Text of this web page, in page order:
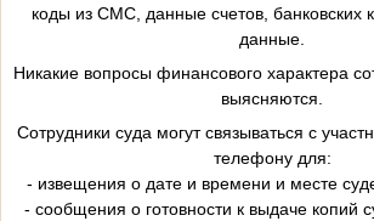
коды из СМС, данные счетов, банковских
данные.
Никакие вопросы финансового характера
выясняются.
Сотрудники суда могут связываться с
телефону для:
- извещения о дате и времени и месте
- сообщения о готовности к выдаче копий